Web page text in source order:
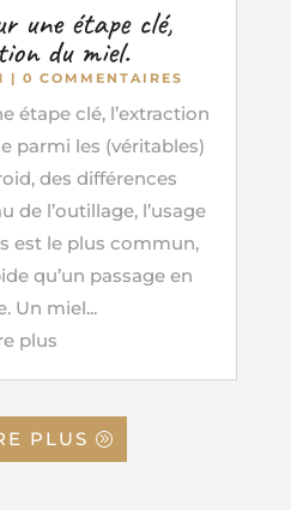
une étape clé,
du miel.
| 0 COMMENTAIRES
étape clé, l’extraction
parmi les (véritables)
des différences
de l’outillage, l’usage
est le plus commun,
qu’un passage en
Un miel...
plus
PLUS